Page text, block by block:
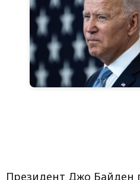
Президент Джо Байден